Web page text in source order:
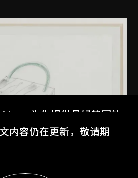
」为你提供最好的网站
内容仍在更新，敬请期
显示更多